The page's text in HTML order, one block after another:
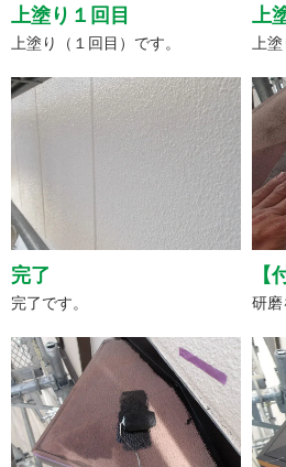
上塗り１回目
上塗り（１回目）です。
上
上
完了
完了です。
【
研磨